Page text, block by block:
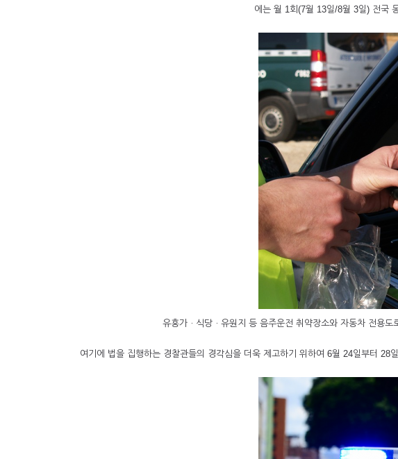
에는 월 1회(7월 13일/8월 3일) 전국
유흥가ㆍ식당ㆍ유원지 등 음주운전 취약장소와 자동차 전용
여기에 법을 집행하는 경찰관들의 경각심을 더욱 제고하기 위하여 6월 24일부터